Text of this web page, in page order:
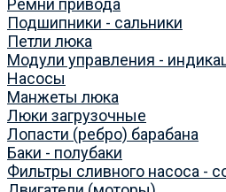
Ремни привода
Подшипники - сальники
Петли люка
Модули управления -
Насосы
Манжеты люка
Люки загрузочные
Лопасти (ребро) барабана
Баки - полубаки
Фильтры сливного насоса -